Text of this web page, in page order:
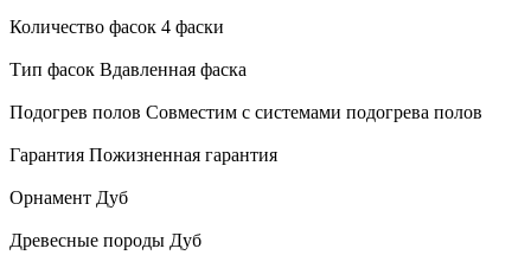
Количество фасок 4 фаски
Тип фасок Вдавленная фаска
Подогрев полов Совместим с системами подогрева полов
Гарантия Пожизненная гарантия
Орнамент Дуб
Древесные породы Дуб